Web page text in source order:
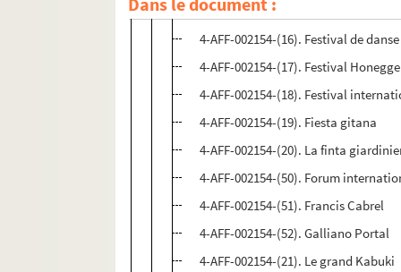
4-AFF-002154-(15). L'espérance
4-AFF-002154-(16). Festival de
4-AFF-002154-(17). Festival
4-AFF-002154-(18). Festival
4-AFF-002154-(19). Fiesta gitana
4-AFF-002154-(20). La finta
4-AFF-002154-(50). Forum
4-AFF-002154-(51). Francis Cabrel
4-AFF-002154-(52). Galliano Portal
4-AFF-002154-(21). Le grand Kabuki